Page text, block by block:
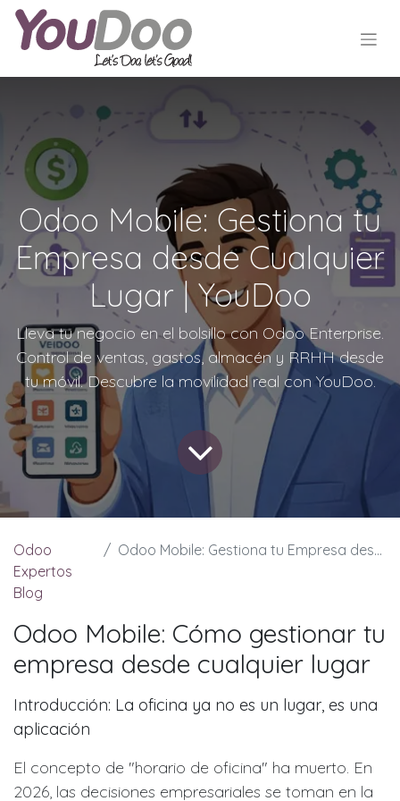
Odoo Mobile: Gestiona tu
Empresa desde Cualquier
Lugar | YouDoo
Lleva tu negocio en el bolsillo con Odoo Enterprise.
Control de ventas, gastos, almacén y RRHH desde
tu móvil. Descubre la movilidad real con YouDoo.
Odoo
Expertos
Blog
Odoo Mobile: Gestiona tu Empresa desde Cualquier Lugar | YouDoo
Odoo Mobile: Cómo gestionar tu
empresa desde cualquier lugar
Introducción: La oficina ya no es un lugar, es una
aplicación
El concepto de "horario de oficina" ha muerto. En
2026, las decisiones empresariales se toman en la